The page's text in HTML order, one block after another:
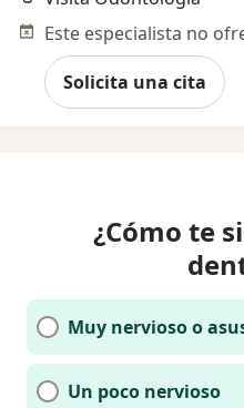
Solicita una cita
¿Cómo te
Muy nervioso o
Un poco nervioso